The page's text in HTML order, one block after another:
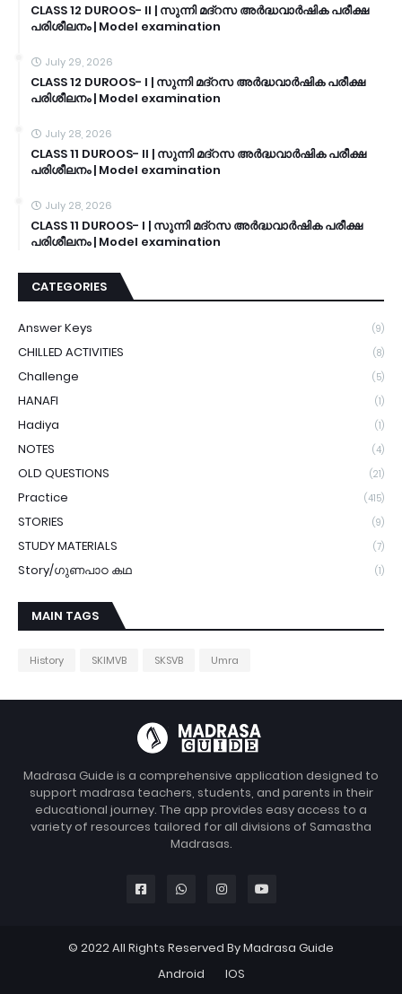
CLASS 12 DUROOS- II | സുന്നി മദ്റസ അർദ്ധവാർഷിക പരീക്ഷ
പരിശീലനം | Model examination
July 29, 2026
CLASS 12 DUROOS- I | സുന്നി മദ്റസ അർദ്ധവാർഷിക പരീക്ഷ
പരിശീലനം | Model examination
July 28, 2026
CLASS 11 DUROOS- II | സുന്നി മദ്റസ അർദ്ധവാർഷിക പരീക്ഷ
പരിശീലനം | Model examination
July 28, 2026
CLASS 11 DUROOS- I | സുന്നി മദ്റസ അർദ്ധവാർഷിക പരീക്ഷ
പരിശീലനം | Model examination
CATEGORIES
Answer Keys (9)
CHILLED ACTIVITIES (8)
Challenge (5)
HANAFI (1)
Hadiya (1)
NOTES (4)
OLD QUESTIONS (21)
Practice (415)
STORIES (9)
STUDY MATERIALS (7)
Story/ഗുണപാഠ കഥ (1)
MAIN TAGS
History SKIMVB SKSVB Umra
Madrasa Guide is a comprehensive application designed to
support madrasa teachers, students, and parents in their
educational journey. The app provides easy access to a
variety of resources tailored for all divisions of Samastha
Madrasas.
© 2022 All Rights Reserved By Madrasa Guide
Android
IOS